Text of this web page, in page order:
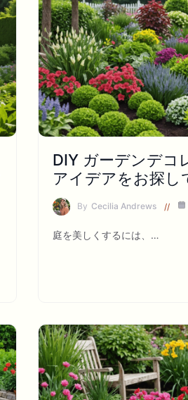
DIY ガーデンデコ
アイデアをお探し
By Cecilia Andrews
庭を美しくするには、…